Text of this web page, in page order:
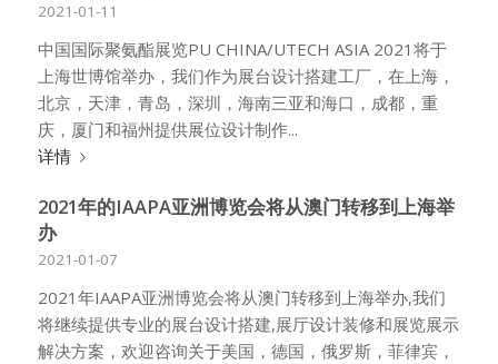
2021-01-11
中国国际聚氨酯展览PU CHINA/UTECH ASIA 2021将于
上海世博馆举办，我们作为展台设计搭建工厂，在上海，
北京，天津，青岛，深圳，海南三亚和海口，成都，重
庆，厦门和福州提供展位设计制作...
详情
2021年的IAAPA亚洲博览会将从澳门转移到上海举
办
2021-01-07
2021年IAAPA亚洲博览会将从澳门转移到上海举办,我们
将继续提供专业的展台设计搭建,展厅设计装修和展览展示
解决方案，欢迎咨询关于美国，德国，俄罗斯，菲律宾，